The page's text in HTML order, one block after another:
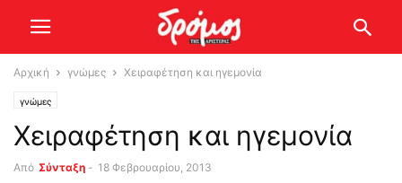
Αρχική γνώμες Xειραφέτηση και ηγεμονία
γνώμες
Xειραφέτηση και ηγεμονία
Από Σύνταξη - 18 Φεβρουαρίου, 2013